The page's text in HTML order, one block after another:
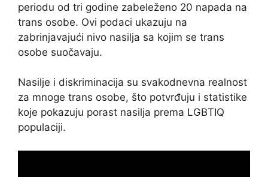
periodu od tri godine zabeleženo 20 napada na
trans osobe. Ovi podaci ukazuju na
zabrinjavajući nivo nasilja sa kojim se trans
osobe suočavaju.
Nasilje i diskriminacija su svakodnevna realnost
za mnoge trans osobe, što potvrđuju i statistike
koje pokazuju porast nasilja prema LGBTIQ
populaciji.